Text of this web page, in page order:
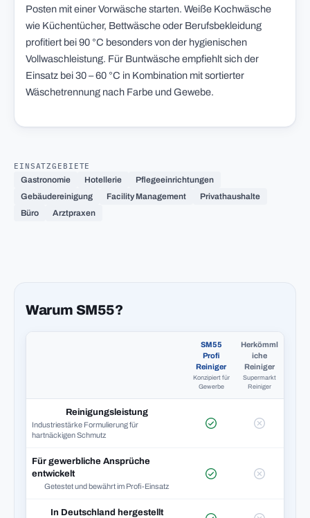
Posten mit einer Vorwäsche starten. Weiße Kochwäsche
wie Küchentücher, Bettwäsche oder Berufsbekleidung
profitiert bei 90 °C besonders von der hygienischen
Vollwaschleistung. Für Buntwäsche empfiehlt sich der
Einsatz bei 30 – 60 °C in Kombination mit sortierter
Wäschetrennung nach Farbe und Gewebe.
EINSATZGEBIETE
Gastronomie
Hotellerie
Pflegeeinrichtungen
Gebäudereinigung
Facility Management
Privathaushalte
Büro
Arztpraxen
Warum SM55?
SM55
Profi
Reiniger
Konzipiert für
Gewerbe
Herkömml
iche
Reiniger
Supermarkt
Reiniger
Reinigungsleistung
Industriestärke Formulierung für
hartnäckigen Schmutz
Für gewerbliche Ansprüche
entwickelt
Getestet und bewährt im Profi-Einsatz
In Deutschland hergestellt